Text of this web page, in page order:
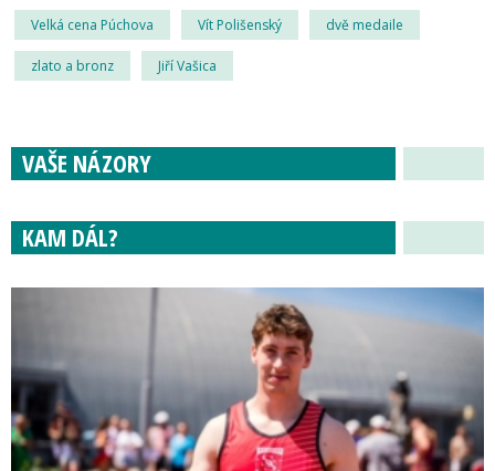
Velká cena Púchova Vít Polišenský dvě medaile
zlato a bronz Jiří Vašica
VAŠE NÁZORY
KAM DÁL?